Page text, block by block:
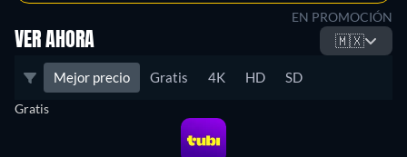
EN PROMOCIÓN
VER AHORA 🇲🇽
Mejor precio Gratis 4K HD SD
Gratis